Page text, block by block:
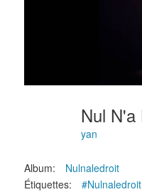
yan
Album:
Nulnaledroit
Étiquettes:
#Nulnaledroit